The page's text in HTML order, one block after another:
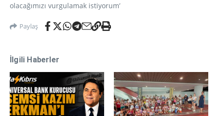
olacağımızı vurgulamak istiyorum’
Paylaş
İlgili Haberler